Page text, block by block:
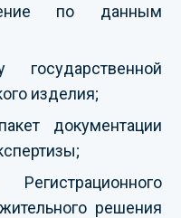
по данным
государственной
изделия;
документации
решения